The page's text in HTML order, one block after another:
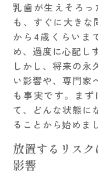
乳歯が生えそろ
も、すぐに大きな
から4歳くらいま
め、過度に心配し
しかし、将来の永
い影響や、専門家
も事実です。ま
て、どんな状態に
ることから始めま
放置するリス
影響